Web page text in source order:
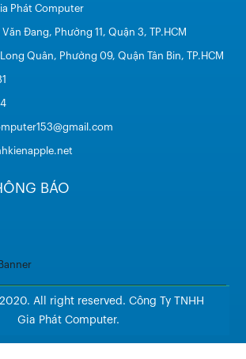
Phát Computer
Đang, Phường 11, Quận 3, TP.HCM
Quân, Phường 09, Quận Tân Bin, TP.HCM
BÁO
All right reserved. Công Ty TNHH
Gia Phát Computer.